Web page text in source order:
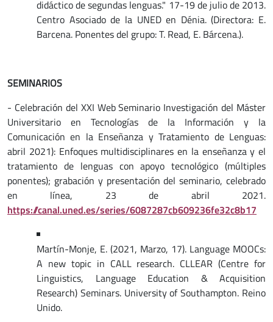
didáctico de segundas lenguas." 17-19 de julio de 2013.
Centro Asociado de la UNED en Dénia. (Directora: E.
Barcena. Ponentes del grupo: T. Read, E. Bárcena.).
SEMINARIOS
- Celebración del XXI Web Seminario Investigación del Máster
Universitario en Tecnologías de la Información y la
Comunicación en la Enseñanza y Tratamiento de Lenguas:
abril 2021): Enfoques multidisciplinares en la enseñanza y el
tratamiento de lenguas con apoyo tecnológico (múltiples
ponentes); grabación y presentación del seminario, celebrado
en línea, 23 de abril 2021.
https://canal.uned.es/series/6087287cb609236fe32c8b17
Martín-Monje, E. (2021, Marzo, 17). Language MOOCs:
A new topic in CALL research. CLLEAR (Centre for
Linguistics, Language Education & Acquisition
Research) Seminars. University of Southampton. Reino
Unido.